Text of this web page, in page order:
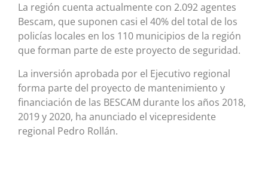
La región cuenta actualmente con 2.092 agentes
Bescam, que suponen casi el 40% del total de los
policías locales en los 110 municipios de la región
que forman parte de este proyecto de seguridad.
La inversión aprobada por el Ejecutivo regional
forma parte del proyecto de mantenimiento y
financiación de las BESCAM durante los años 2018,
2019 y 2020, ha anunciado el vicepresidente
regional Pedro Rollán.